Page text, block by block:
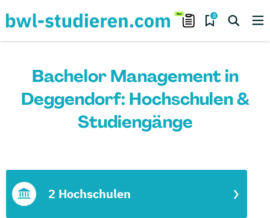
0
Bachelor Management in
Deggendorf: Hochschulen &
Studiengänge
2 Hochschulen